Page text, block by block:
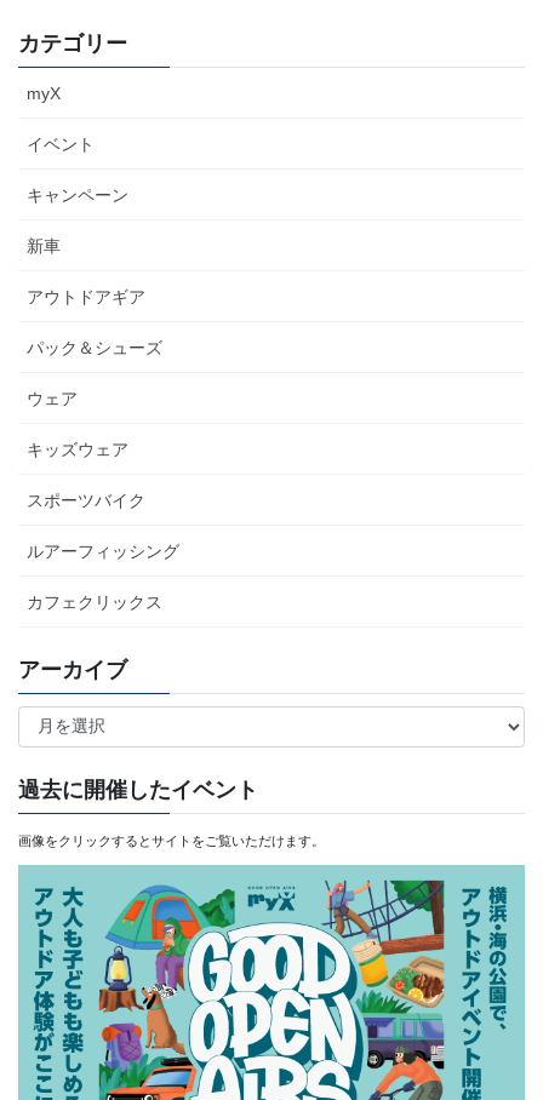
カテゴリー
myX
イベント
キャンペーン
新車
アウトドアギア
パック＆シューズ
ウェア
キッズウェア
スポーツバイク
ルアーフィッシング
カフェクリックス
アーカイブ
ア
ー
カ
イ
ブ
過去に開催したイベント
画像をクリックするとサイトをご覧いただけます。